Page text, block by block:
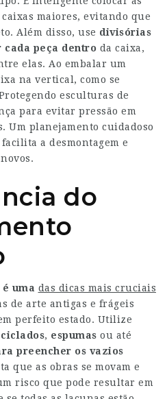
maiores, evitando que
Além disso, use divisórias
cada peça dentro da caixa,
elas. Ao embalar um
na vertical, como se
esculturas de
para evitar pressão em
Um planejamento cuidadoso
a desmontagem e
do
uma das dicas mais cruciais
de arte antigas e frágeis
perfeito estado. Utilize
, espumas ou até
preencher os vazios
que as obras se movam e
risco que pode resultar em